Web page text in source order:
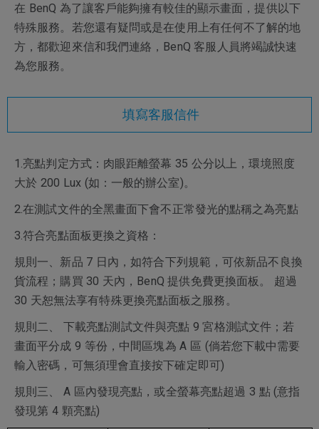
在 BenQ 為了讓客戶能夠擁有較佳的顯示畫面，提供以下
特殊服務。若您還有疑問或是在使用上有任何不了解的地
方，都歡迎來信和我們連絡，BenQ 客服人員將竭誠快速
為您服務。
填寫客服信件
1.亮點判定方式：肉眼距離螢幕 35 公分以上，環境照度
大於 200 Lux (如：一般的辦公室)。
2.在測試文件的全黑畫面下會不正常發光的點稱之為亮點
3.符合亮點面板更換之資格：
規則一、新品 7 日內，如符合下列規範，可依新品不良換
貨流程；購買 30 天內，BenQ 提供免費更換面板。 超過
30 天恕無法享有特殊更換亮點面板之服務。
規則二、 下載亮點測試文件與亮點 9 宮格測試文件；若
畫面平分成 9 等份，中間區塊為 A 區 (倘若您下載中需要
輸入密碼，可無須理會直接按下確定即可)
規則三、 A 區內發現亮點，或全螢幕亮點超過 3 點 (意指
發現第 4 顆亮點)